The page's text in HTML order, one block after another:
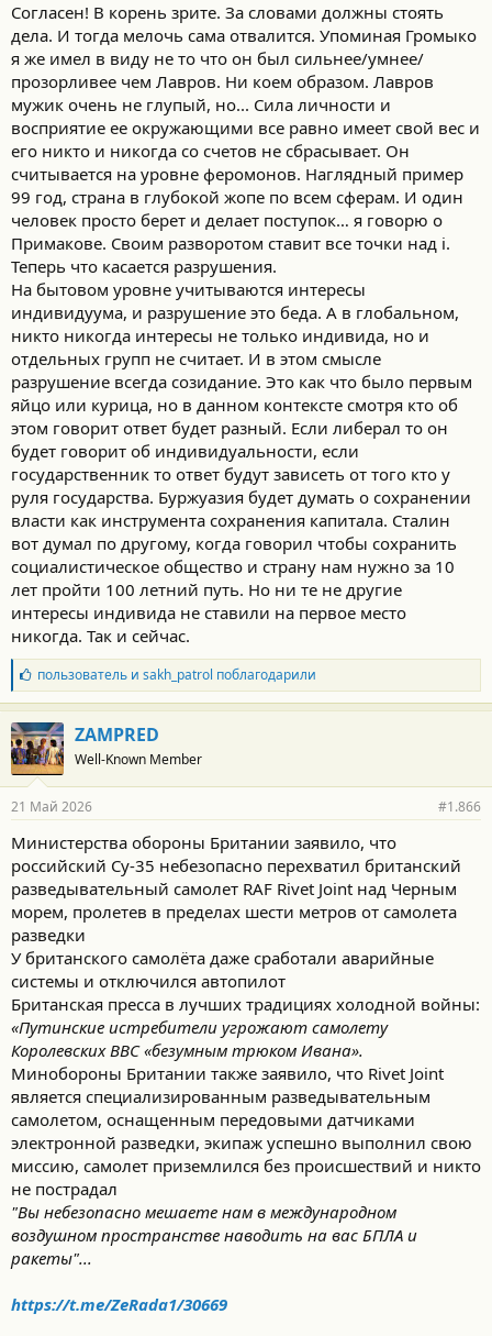
Согласен! В корень зрите. За словами должны стоять
дела. И тогда мелочь сама отвалится. Упоминая Громыко
я же имел в виду не то что он был сильнее/умнее/
прозорливее чем Лавров. Ни коем образом. Лавров
мужик очень не глупый, но... Сила личности и
восприятие ее окружающими все равно имеет свой вес и
его никто и никогда со счетов не сбрасывает. Он
считывается на уровне феромонов. Наглядный пример
99 год, страна в глубокой жопе по всем сферам. И один
человек просто берет и делает поступок… я говорю о
Примакове. Своим разворотом ставит все точки над i.
Теперь что касается разрушения.
На бытовом уровне учитываются интересы
индивидуума, и разрушение это беда. А в глобальном,
никто никогда интересы не только индивида, но и
отдельных групп не считает. И в этом смысле
разрушение всегда созидание. Это как что было первым
яйцо или курица, но в данном контексте смотря кто об
этом говорит ответ будет разный. Если либерал то он
будет говорит об индивидуальности, если
государственник то ответ будут зависеть от того кто у
руля государства. Буржуазия будет думать о сохранении
власти как инструмента сохранения капитала. Сталин
вот думал по другому, когда говорил чтобы сохранить
социалистическое общество и страну нам нужно за 10
лет пройти 100 летний путь. Но ни те не другие
интересы индивида не ставили на первое место
никогда. Так и сейчас.
Б
л
а
г
о
д
а
н
с
т
и
пользовательи sakh_patrol поблагодарили
ZAMPRED
Well-Known Member
21 Май 2026 #1.866
Министерства обороны Британии заявило, что
российский Су-35 небезопасно перехватил британский
разведывательный самолет RAF Rivet Joint над Черным
морем, пролетев в пределах шести метров от самолета
разведки
У британского самолёта даже сработали аварийные
системы и отключился автопилот
Британская пресса в лучших традициях холодной войны:
«Путинские истребители угрожают самолету
Королевских ВВС «безумным трюком Ивана».
Минобороны Британии также заявило, что Rivet Joint
является специализированным разведывательным
самолетом, оснащенным передовыми датчиками
электронной разведки, экипаж успешно выполнил свою
миссию, самолет приземлился без происшествий и никто
не пострадал
"Вы небезопасно мешаете нам в международном
воздушном пространстве наводить на вас БПЛА и
ракеты"...
https://t.me/ZeRada1/30669